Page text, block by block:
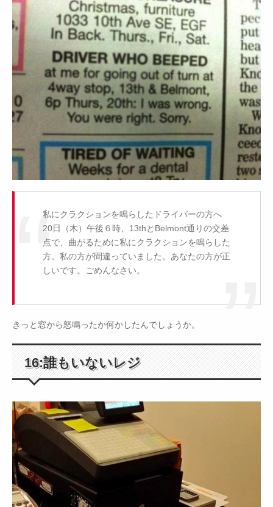
私にクラクションを鳴らしたドライバーの方へ
20日（木）午後６時、13thとBelmont通りの交差
点で、曲がるために私にクラクションを鳴らした
方。私の方が間違っていました。あなたの方が正
しいです。ごめんなさい。
きっと窓から怒鳴ったか何かしたんでしょうか。
16:誰もいないレジ